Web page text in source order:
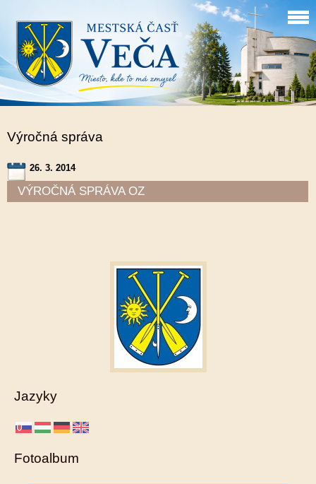
Výročná správa
26. 3. 2014
VÝROČNÁ SPRÁVA OZ
Jazyky
Fotoalbum